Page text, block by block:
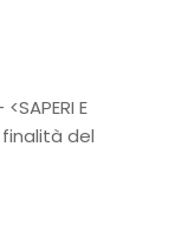
E
finalità del